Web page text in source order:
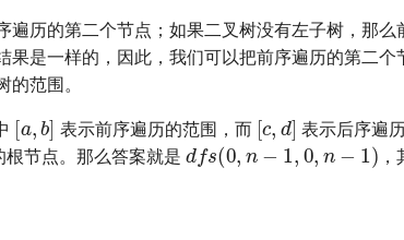
历的第二个节点；如果二叉树没有左子树，那么
是一样的，因此，我们可以把前序遍历的第二个
范围。
[ b
表示前序遍历的范围，而
[ d
表示后序遍
节点。那么答案就是
dfs(0,n−1,0,n−1)